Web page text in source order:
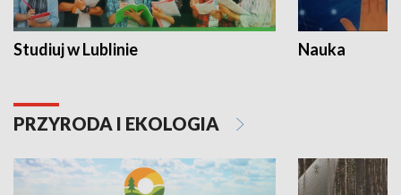
Studiuj w Lublinie Nauka
PRZYRODA I EKOLOGIA